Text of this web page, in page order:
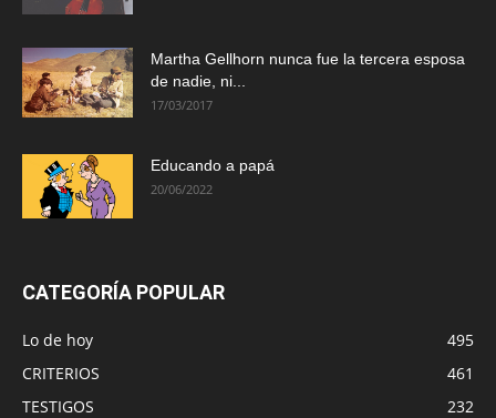
Martha Gellhorn nunca fue la tercera esposa
de nadie, ni...
17/03/2017
Educando a papá
20/06/2022
CATEGORÍA POPULAR
Lo de hoy
495
CRITERIOS
461
TESTIGOS
232